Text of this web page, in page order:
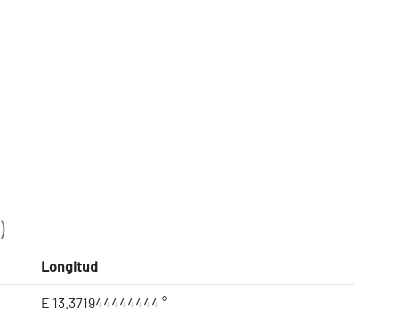
Longitud
E 13.371944444444 °